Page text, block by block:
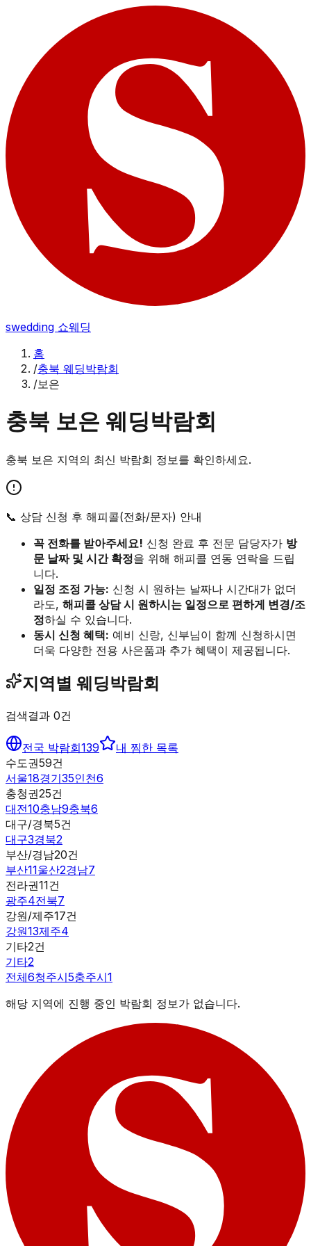
swedding 쇼웨딩
홈
/충북 웨딩박람회
/보은
충북 보은 웨딩박람회
충북 보은 지역의 최신 박람회 정보를 확인하세요.
📞 상담 신청 후 해피콜(전화/문자) 안내
꼭 전화를 받아주세요! 신청 완료 후 전문 담당자가 방
문 날짜 및 시간 확정을 위해 해피콜 연동 연락을 드립
니다.
일정 조정 가능: 신청 시 원하는 날짜나 시간대가 없더
라도, 해피콜 상담 시 원하시는 일정으로 편하게 변경/조
정하실 수 있습니다.
동시 신청 혜택: 예비 신랑, 신부님이 함께 신청하시면
더욱 다양한 전용 사은품과 추가 혜택이 제공됩니다.
지역별 웨딩박람회
검색결과 0건
전국 박람회139
내 찜한 목록
수도권59건
서울18경기35인천6
충청권25건
대전10충남9충북6
대구/경북5건
대구3경북2
부산/경남20건
부산11울산2경남7
전라권11건
광주4전북7
강원/제주17건
강원13제주4
기타2건
기타2
전체6청주시5충주시1
해당 지역에 진행 중인 박람회 정보가 없습니다.